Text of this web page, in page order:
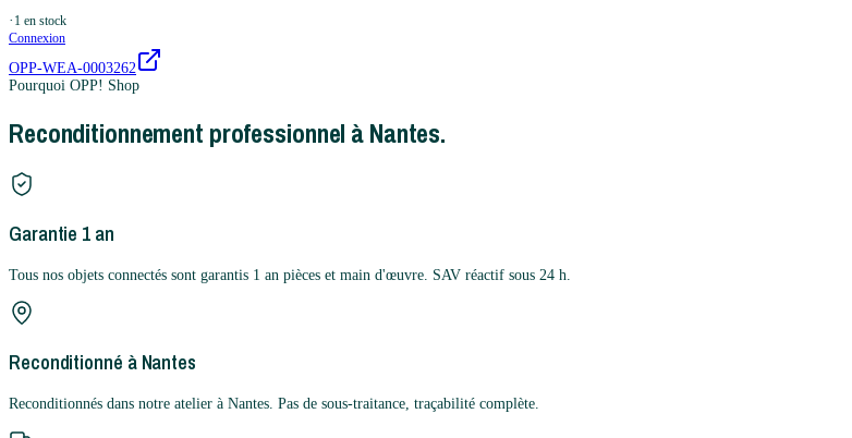
· 1 en stock
Connexion
OPP-WEA-0003262
Pourquoi OPP! Shop
Reconditionnement professionnel à Nantes.
Garantie 1 an
Tous nos objets connectés sont garantis 1 an pièces et main d'œuvre. SAV réactif sous 24 h.
Reconditionné à Nantes
Reconditionnés dans notre atelier à Nantes. Pas de sous-traitance, traçabilité complète.